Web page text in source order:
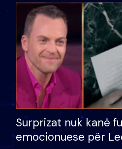
mungojë zilja e
Surprizat nuk kanë
emocionuese për